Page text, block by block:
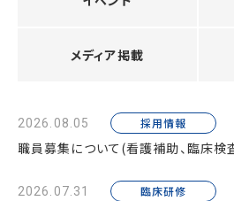
メディア掲載
2026.08.05 採用情報
職員募集について(看護補助、臨床検
2026.07.31 臨床研修